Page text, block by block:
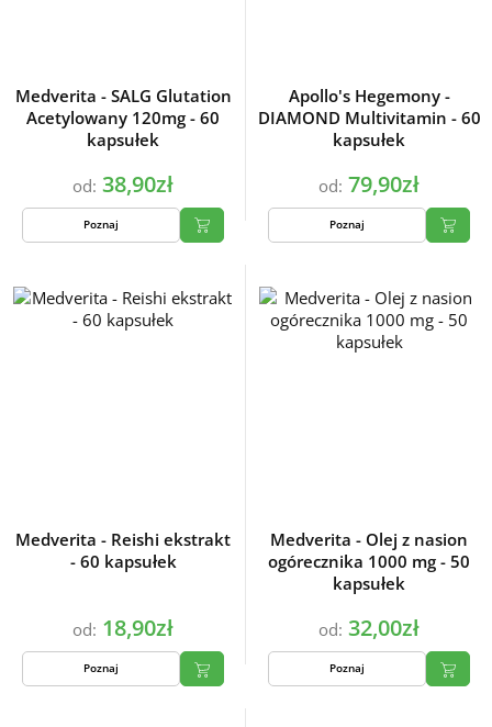
Medverita - SALG Glutation
Acetylowany 120mg - 60
kapsułek
od: 38,90zł
Poznaj
Apollo's Hegemony -
DIAMOND Multivitamin - 60
kapsułek
od: 79,90zł
Poznaj
Medverita - Reishi ekstrakt
- 60 kapsułek
od: 18,90zł
Poznaj
Medverita - Olej z nasion
ogórecznika 1000 mg - 50
kapsułek
od: 32,00zł
Poznaj